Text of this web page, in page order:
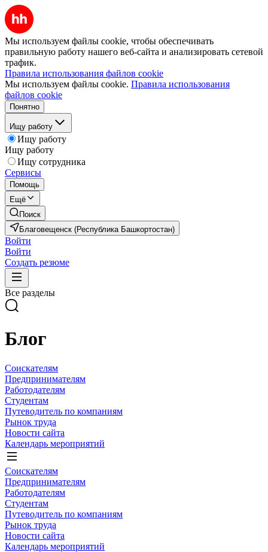
Мы используем файлы cookie, чтобы обеспечивать
правильную работу нашего веб-сайта и анализировать сетевой
трафик.
Правила использования файлов cookie
Мы используем файлы cookie. Правила использования
файлов cookie
Понятно
Ищу работу
Ищу работу
Ищу работу
Ищу сотрудника
Сервисы
Помощь
Ещё
Поиск
Благовещенск (Республика Башкортостан)
Войти
Войти
Создать резюме
Все разделы
Блог
Соискателям
Предпринимателям
Работодателям
Студентам
Путеводитель по компаниям
Рынок труда
Новости сайта
Календарь мероприятий
Соискателям
Предпринимателям
Работодателям
Студентам
Путеводитель по компаниям
Рынок труда
Новости сайта
Календарь мероприятий